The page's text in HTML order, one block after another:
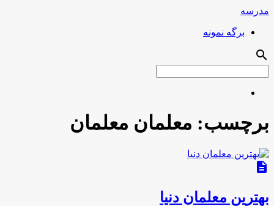
مدرسه
برگه نمونه
search
برچسب: معلمان معلمان
description
بهترین معلمان دنیا